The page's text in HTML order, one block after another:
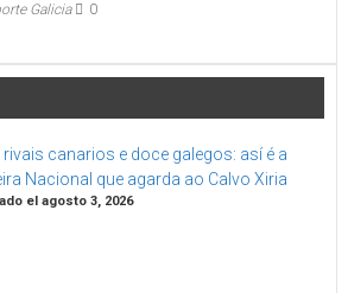
Galicia 0
rivais canarios e doce galegos: así é a
Nacional que agarda ao Calvo Xiria
el agosto 3, 2026